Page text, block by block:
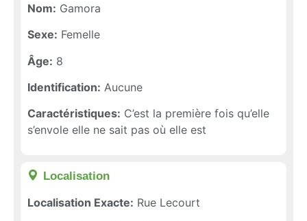
Nom: Gamora
Sexe: Femelle
Âge: 8
Identification: Aucune
Caractéristiques: C’est la première fois qu’elle
s’envole elle ne sait pas où elle est
Localisation​
Localisation Exacte: Rue Lecourt